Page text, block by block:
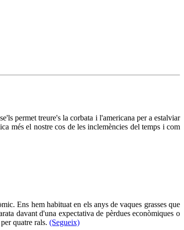
permet treure's la corbata i l'americana per a estalviar
més el nostre cos de les inclemències del temps i com
Ens hem habituat en els anys de vaques grasses que
davant d'una expectativa de pèrdues econòmiques o
quatre rals. (Segueix)